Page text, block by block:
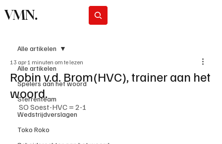
VMN.
Alle artikelen
Spelers aan het woord
Sterrenteam
Wedstrijdverslagen
Toko Roko
Alle artikelen
Robin v.d. Brom(HVC), trainer aan het
woord.
13 apr 1 minuten om te lezen
SO Soest-HVC = 2-1